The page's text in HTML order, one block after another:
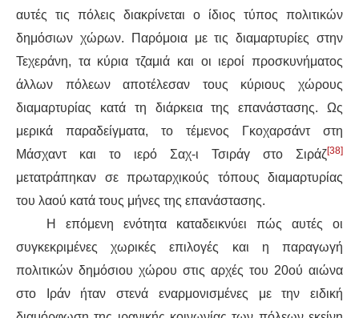
αυτές τις πόλεις διακρίνεται ο ίδιος τύπος πολιτικών
δημόσιων χώρων. Παρόμοια με τις διαμαρτυρίες στην
Τεχεράνη, τα κύρια τζαμιά και οι ιεροί προσκυνήματος
άλλων πόλεων αποτέλεσαν τους κύριους χώρους
διαμαρτυρίας κατά τη διάρκεια της επανάστασης. Ως
μερικά παραδείγματα, το τέμενος Γκοχαρσάντ στη
Μάσχαντ και το ιερό Σαχ-ι Τσιράγ στο Σιράζ[38]
μετατράπηκαν σε πρωταρχικούς τόπους διαμαρτυρίας
του λαού κατά τους μήνες της επανάστασης.
Η επόμενη ενότητα καταδεικνύει πώς αυτές οι
συγκεκριμένες χωρικές επιλογές και η παραγωγή
πολιτικών δημόσιου χώρου στις αρχές του 20ού αιώνα
στο Ιράν ήταν στενά εναρμονισμένες με την ειδική